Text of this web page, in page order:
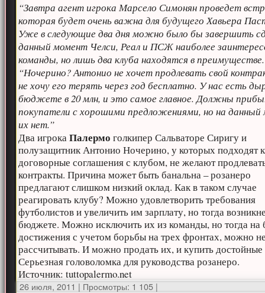
“Завтра агент игрока Марсело Симонян проведет
которая будет очень важна для будущего Хавьера
Уже в следующие два дня можно было бы завершить
данный момент Челси, Реал и ПСЖ наиболее
команды, но лишь два клуба находятся в
“Ночерино? Антонио не хочет продлевать свой
не хочу его терять через год бесплатно. У нас есть
бюджете в 20 млн, и это самое главное. Должны
покупатели с хорошими предложениями, но на
их нет.”
Два игрокаПалермо голкипер Сальваторе Сиригу и
полузащитник Антонио Ночерино, у которых подходят
договорные соглашения с клубом, не желают
контракты. Причина может быть банальна – розанеро
предлагают слишком низкий оклад. Как в таком случае
реагировать клубу? Можно удовлетворить требования
футболистов и увеличить им зарплату, но тогда
бюджете. Можно исключить их из команды, но тогда на
достижения с учетом борьбы на трех фронтах, можно
рассчитывать. И можно продать их, и купить
Серьезная головоломка для руководства розанеро.
Источник: tuttopalermo.net
26 июля, 2011 | Просмотры: 1 105 |